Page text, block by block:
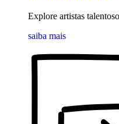
Explore artistas
saiba mais